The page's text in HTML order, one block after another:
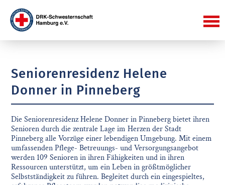
Seniorenresidenz Helene
Donner in Pinneberg
Die Seniorenresidenz Helene Donner in Pinneberg bietet ihren
Senioren durch die zentrale Lage im Herzen der Stadt
Pinneberg alle Vorzüge einer lebendigen Umgebung. Mit einem
umfassenden Pflege- Betreuungs- und Versorgungsangebot
werden 109 Senioren in ihren Fähigkeiten und in ihren
Ressourcen unterstützt, um ein Leben in größtmöglicher
Selbstständigkeit zu führen. Begleitet durch ein eingespieltes,